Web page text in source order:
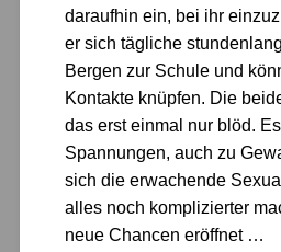
daraufhin ein, bei ihr
er sich tägliche
Bergen zur Schule und
Kontakte knüpfen. Die
das erst einmal nur blöd.
Spannungen, auch zu
sich die erwachende
alles noch komplizierter
neue Chancen eröffnet …